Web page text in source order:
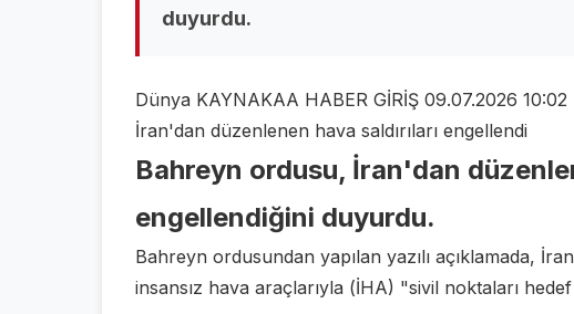
duyurdu.
Dünya KAYNAKAA HABER GİRİŞ 09.07.2026
İran'dan düzenlenen hava saldırıları engellendi
Bahreyn ordusu, İran'dan
engellendiğini duyurdu.
Bahreyn ordusundan yapılan yazılı açıklamada,
insansız hava araçlarıyla (İHA) "sivil noktaları hedef